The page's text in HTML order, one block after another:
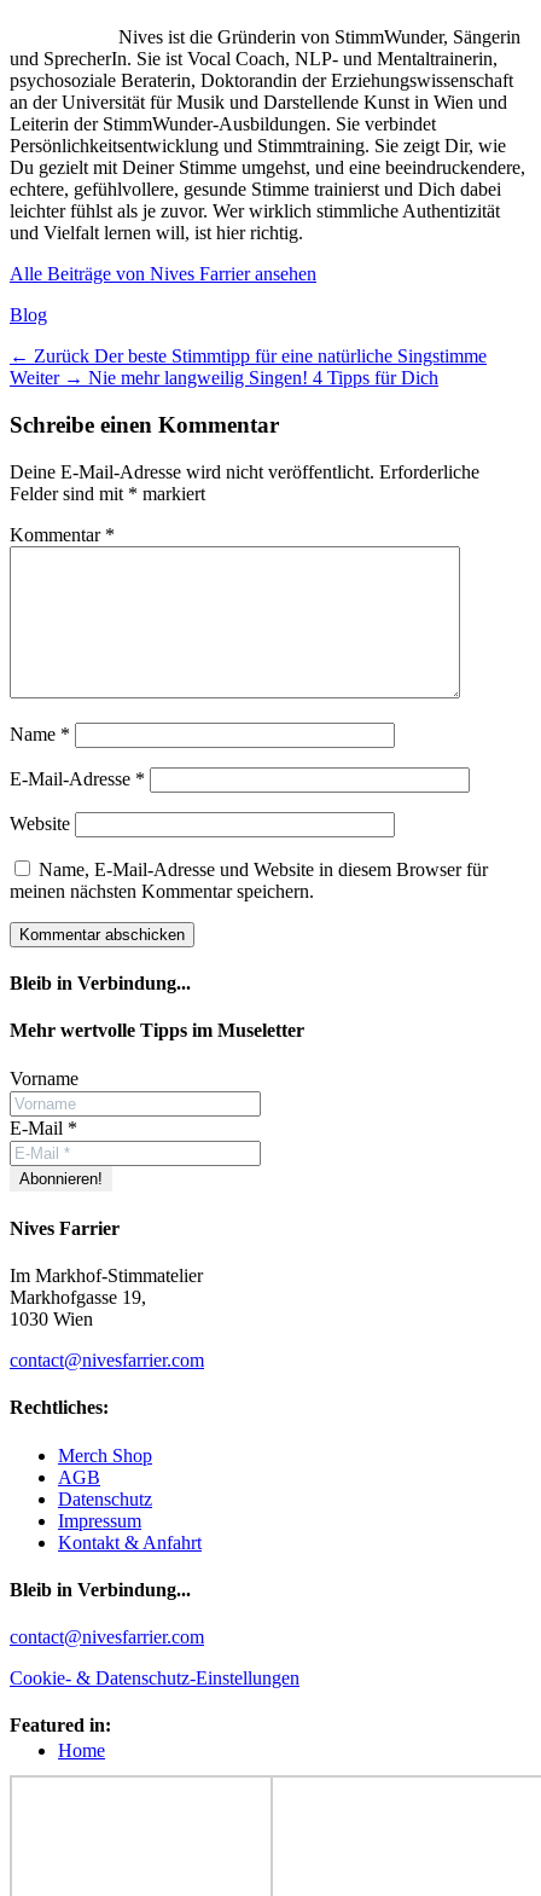
Nives ist die Gründerin von StimmWunder, Sängerin
und SprecherIn. Sie ist Vocal Coach, NLP- und Mentaltrainerin,
psychosoziale Beraterin, Doktorandin der Erziehungswissenschaft
an der Universität für Musik und Darstellende Kunst in Wien und
Leiterin der StimmWunder-Ausbildungen. Sie verbindet
Persönlichkeitsentwicklung und Stimmtraining. Sie zeigt Dir, wie
Du gezielt mit Deiner Stimme umgehst, und eine beeindruckendere,
echtere, gefühlvollere, gesunde Stimme trainierst und Dich dabei
leichter fühlst als je zuvor. Wer wirklich stimmliche Authentizität
und Vielfalt lernen will, ist hier richtig.
Alle Beiträge von Nives Farrier ansehen
Kategorien
Blog
Beitragsnavigation
← Zurück Vorheriger
Beitrag:
Der beste Stimmtipp für eine natürliche Singstimme
Weiter → Nächster
Nie mehr langweilig Singen! 4 Tipps für Dich
Schreibe einen Kommentar
Deine E-Mail-Adresse wird nicht veröffentlicht. Erforderliche
Felder sind mit * markiert
Kommentar *
Name *
E-Mail-Adresse *
Website
Name, E-Mail-Adresse und Website in diesem Browser für
meinen nächsten Kommentar speichern.
Bleib in Verbindung...
Facebook
YouTube
Instagram
Mehr wertvolle Tipps im Museletter
Vorname
E-Mail *
Nives Farrier
Im Markhof-Stimmatelier
Markhofgasse 19,
1030 Wien
contact@nivesfarrier.com
Rechtliches:
Merch Shop
AGB
Datenschutz
Impressum
Kontakt & Anfahrt
Bleib in Verbindung...
Facebook
YouTube
Instagram
contact@nivesfarrier.com
Cookie- & Datenschutz-Einstellungen
Featured in:
Hoch
scrollenHome